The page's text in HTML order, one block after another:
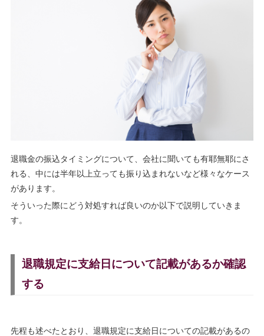
退職金の振込タイミングについて、会社に聞いても有耶無耶にさ
れる、中には半年以上立っても振り込まれないなど様々なケース
があります。
そういった際にどう対処すれば良いのか以下で説明していきま
す。
退職規定に支給日について記載があるか確認
する
先程も述べたとおり、退職規定に支給日についての記載があるの